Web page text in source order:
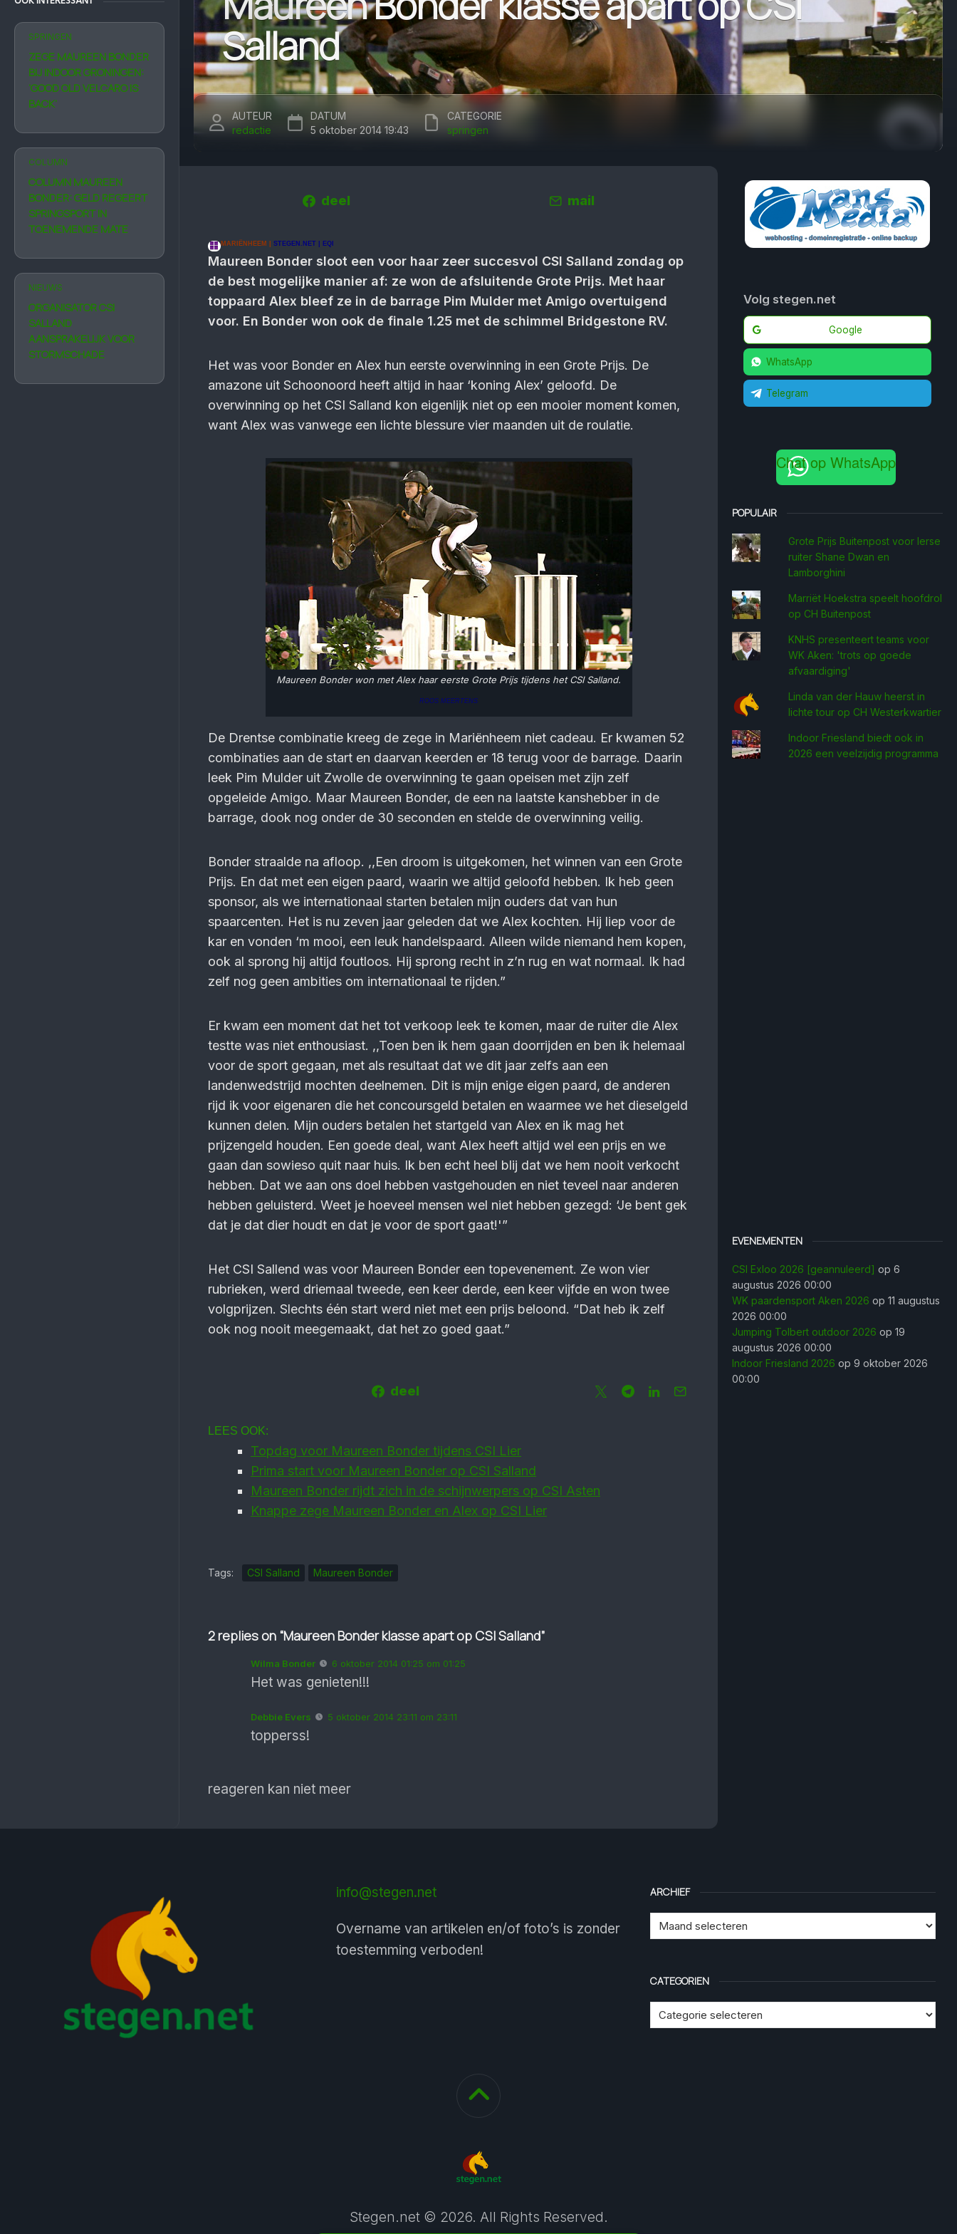
SPRINGEN
ZEGE MAUREEN BONDER
BIJ INDOOR GRONINGEN:
‘GOOD OLD VELCARO IS
BACK’
COLUMN
COLUMN MAUREEN
BONDER: GELD REGEERT
SPRINGSPORT IN
TOENEMENDE MATE
NIEUWS
ORGANISATOR CSI
SALLAND
AANSPRAKELIJK VOOR
STORMSCHADE
Salland
AUTEUR
redactie
DATUM
5 oktober 2014 19:43
CATEGORIE
springen
deel mail
MARIËNHEEM | STEGEN.NET | EQI
Maureen Bonder sloot een voor haar zeer succesvol CSI Salland zondag op
de best mogelijke manier af: ze won de afsluitende Grote Prijs. Met haar
toppaard Alex bleef ze in de barrage Pim Mulder met Amigo overtuigend
voor. En Bonder won ook de finale 1.25 met de schimmel Bridgestone RV.
Het was voor Bonder en Alex hun eerste overwinning in een Grote Prijs. De
amazone uit Schoonoord heeft altijd in haar ‘koning Alex’ geloofd. De
overwinning op het CSI Salland kon eigenlijk niet op een mooier moment komen,
want Alex was vanwege een lichte blessure vier maanden uit de roulatie.
Maureen Bonder won met Alex haar eerste Grote Prijs tijdens het CSI Salland.
ROOS MEERTENS
De Drentse combinatie kreeg de zege in Mariënheem niet cadeau. Er kwamen 52
combinaties aan de start en daarvan keerden er 18 terug voor de barrage. Daarin
leek Pim Mulder uit Zwolle de overwinning te gaan opeisen met zijn zelf
opgeleide Amigo. Maar Maureen Bonder, de een na laatste kanshebber in de
barrage, dook nog onder de 30 seconden en stelde de overwinning veilig.
Bonder straalde na afloop. ,,Een droom is uitgekomen, het winnen van een Grote
Prijs. En dat met een eigen paard, waarin we altijd geloofd hebben. Ik heb geen
sponsor, als we internationaal starten betalen mijn ouders dat van hun
spaarcenten. Het is nu zeven jaar geleden dat we Alex kochten. Hij liep voor de
kar en vonden ‘m mooi, een leuk handelspaard. Alleen wilde niemand hem kopen,
ook al sprong hij altijd foutloos. Hij sprong recht in z’n rug en wat normaal. Ik had
zelf nog geen ambities om internationaal te rijden.”
Er kwam een moment dat het tot verkoop leek te komen, maar de ruiter die Alex
testte was niet enthousiast. ,,Toen ben ik hem gaan doorrijden en ben ik helemaal
voor de sport gegaan, met als resultaat dat we dit jaar zelfs aan een
landenwedstrijd mochten deelnemen. Dit is mijn enige eigen paard, de anderen
rijd ik voor eigenaren die het concoursgeld betalen en waarmee we het dieselgeld
kunnen delen. Mijn ouders betalen het startgeld van Alex en ik mag het
prijzengeld houden. Een goede deal, want Alex heeft altijd wel een prijs en we
gaan dan sowieso quit naar huis. Ik ben echt heel blij dat we hem nooit verkocht
hebben. Dat we aan ons doel hebben vastgehouden en niet teveel naar anderen
hebben geluisterd. Weet je hoeveel mensen wel niet hebben gezegd: ‘Je bent gek
dat je dat dier houdt en dat je voor de sport gaat!'”
Het CSI Sallend was voor Maureen Bonder een topevenement. Ze won vier
rubrieken, werd driemaal tweede, een keer derde, een keer vijfde en won twee
volgprijzen. Slechts één start werd niet met een prijs beloond. “Dat heb ik zelf
ook nog nooit meegemaakt, dat het zo goed gaat.”
deel
LEES OOK:
Topdag voor Maureen Bonder tijdens CSI Lier
Prima start voor Maureen Bonder op CSI Salland
Maureen Bonder rijdt zich in de schijnwerpers op CSI Asten
Knappe zege Maureen Bonder en Alex op CSI Lier
Tags: CSI Salland Maureen Bonder
2 replies on “Maureen Bonder klasse apart op CSI Salland”
Wilma Bonder 6 oktober 2014 01:25 om 01:25
Het was genieten!!!
Debbie Evers 5 oktober 2014 23:11 om 23:11
topperss!
reageren kan niet meer
Volg stegen.net
Google
WhatsApp
Telegram
Chat op WhatsApp
POPULAIR
Grote Prijs Buitenpost voor Ierse
ruiter Shane Dwan en
Lamborghini
Marriët Hoekstra speelt hoofdrol
op CH Buitenpost
KNHS presenteert teams voor
WK Aken: 'trots op goede
afvaardiging'
Linda van der Hauw heerst in
lichte tour op CH Westerkwartier
Indoor Friesland biedt ook in
2026 een veelzijdig programma
EVENEMENTEN
CSI Exloo 2026 [geannuleerd] op 6
augustus 2026 00:00
WK paardensport Aken 2026 op 11 augustus
2026 00:00
Jumping Tolbert outdoor 2026 op 19
augustus 2026 00:00
Indoor Friesland 2026 op 9 oktober 2026
00:00
info@stegen.net
Overname van artikelen en/of foto’s is zonder
toestemming verboden!
ARCHIEF
CATEGORIEN
Stegen.net © 2026. All Rights Reserved.